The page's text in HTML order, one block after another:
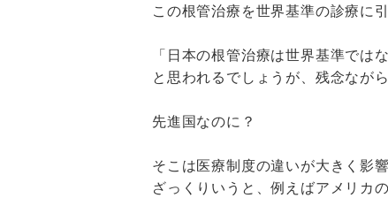
この根管治療を世界基準の診療に
「日本の根管治療は世界基準では
と思われるでしょうが、残念なが
先進国なのに？
そこは医療制度の違いが大きく影
ざっくりいうと、例えばアメリカ